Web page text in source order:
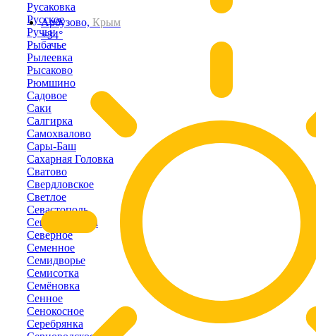
Арбузово, Крым
+34°
Русаковка
Русское
Ручьи
Рыбачье
Рылеевка
Рысаково
Рюмшино
Садовое
Саки
Салгирка
Самохвалово
Сары-Баш
Сахарная Головка
Сватово
Свердловское
Светлое
Севастополь
Севастьяновка
Северное
Семенное
Семидворье
Семисотка
Семёновка
Сенное
Сенокосное
Серебрянка